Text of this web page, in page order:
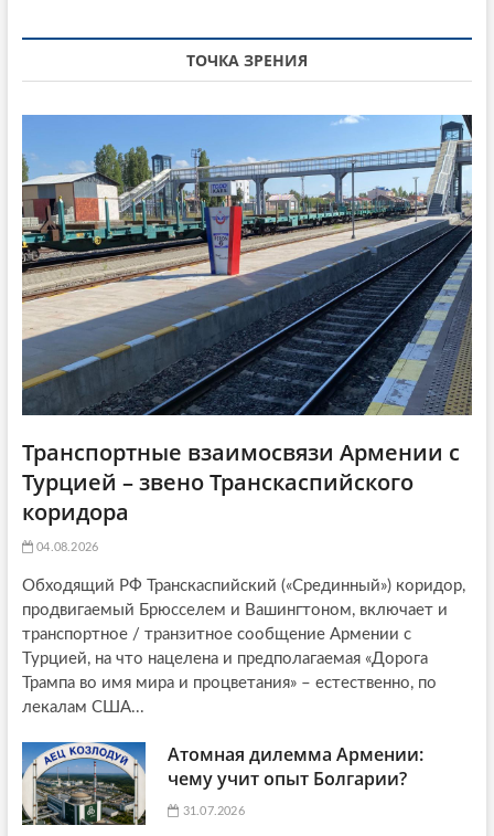
v
i
g
a
t
i
o
n
т
ь
я
:
т
ь
я
:
ТОЧКА ЗРЕНИЯ
Транспортные взаимосвязи Армении с
Турцией – звено Транскаспийского
коридора
04.08.2026
Обходящий РФ Транскаспийский («Срединный») коридор,
продвигаемый Брюсселем и Вашингтоном, включает и
транспортное / транзитное сообщение Армении с
Турцией, на что нацелена и предполагаемая «Дорога
Трампа во имя мира и процветания» – естественно, по
лекалам США...
Атомная дилемма Армении:
чему учит опыт Болгарии?
31.07.2026